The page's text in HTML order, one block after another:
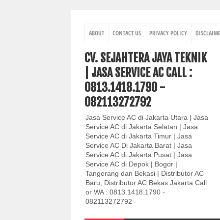
ABOUT CONTACT US PRIVACY POLICY
CV. SEJAHTERA JAYA TEKNIK
| JASA SERVICE AC CALL :
0813.1418.1790 -
082113272792
Jasa Service AC di Jakarta Utara | Jasa
Service AC di Jakarta Selatan | Jasa
Service AC di Jakarta Timur | Jasa
Service AC Di Jakarta Barat | Jasa
Service AC di Jakarta Pusat | Jasa
Service AC di Depok | Bogor |
Tangerang dan Bekasi | Distributor AC
Baru, Distributor AC Bekas Jakarta Call
or WA : 0813.1418.1790 -
082113272792